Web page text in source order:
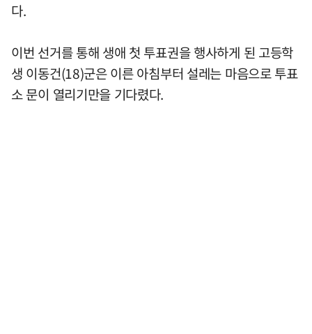
다.
이번 선거를 통해 생애 첫 투표권을 행사하게 된 고등학
생 이동건(18)군은 이른 아침부터 설레는 마음으로 투표
소 문이 열리기만을 기다렸다.